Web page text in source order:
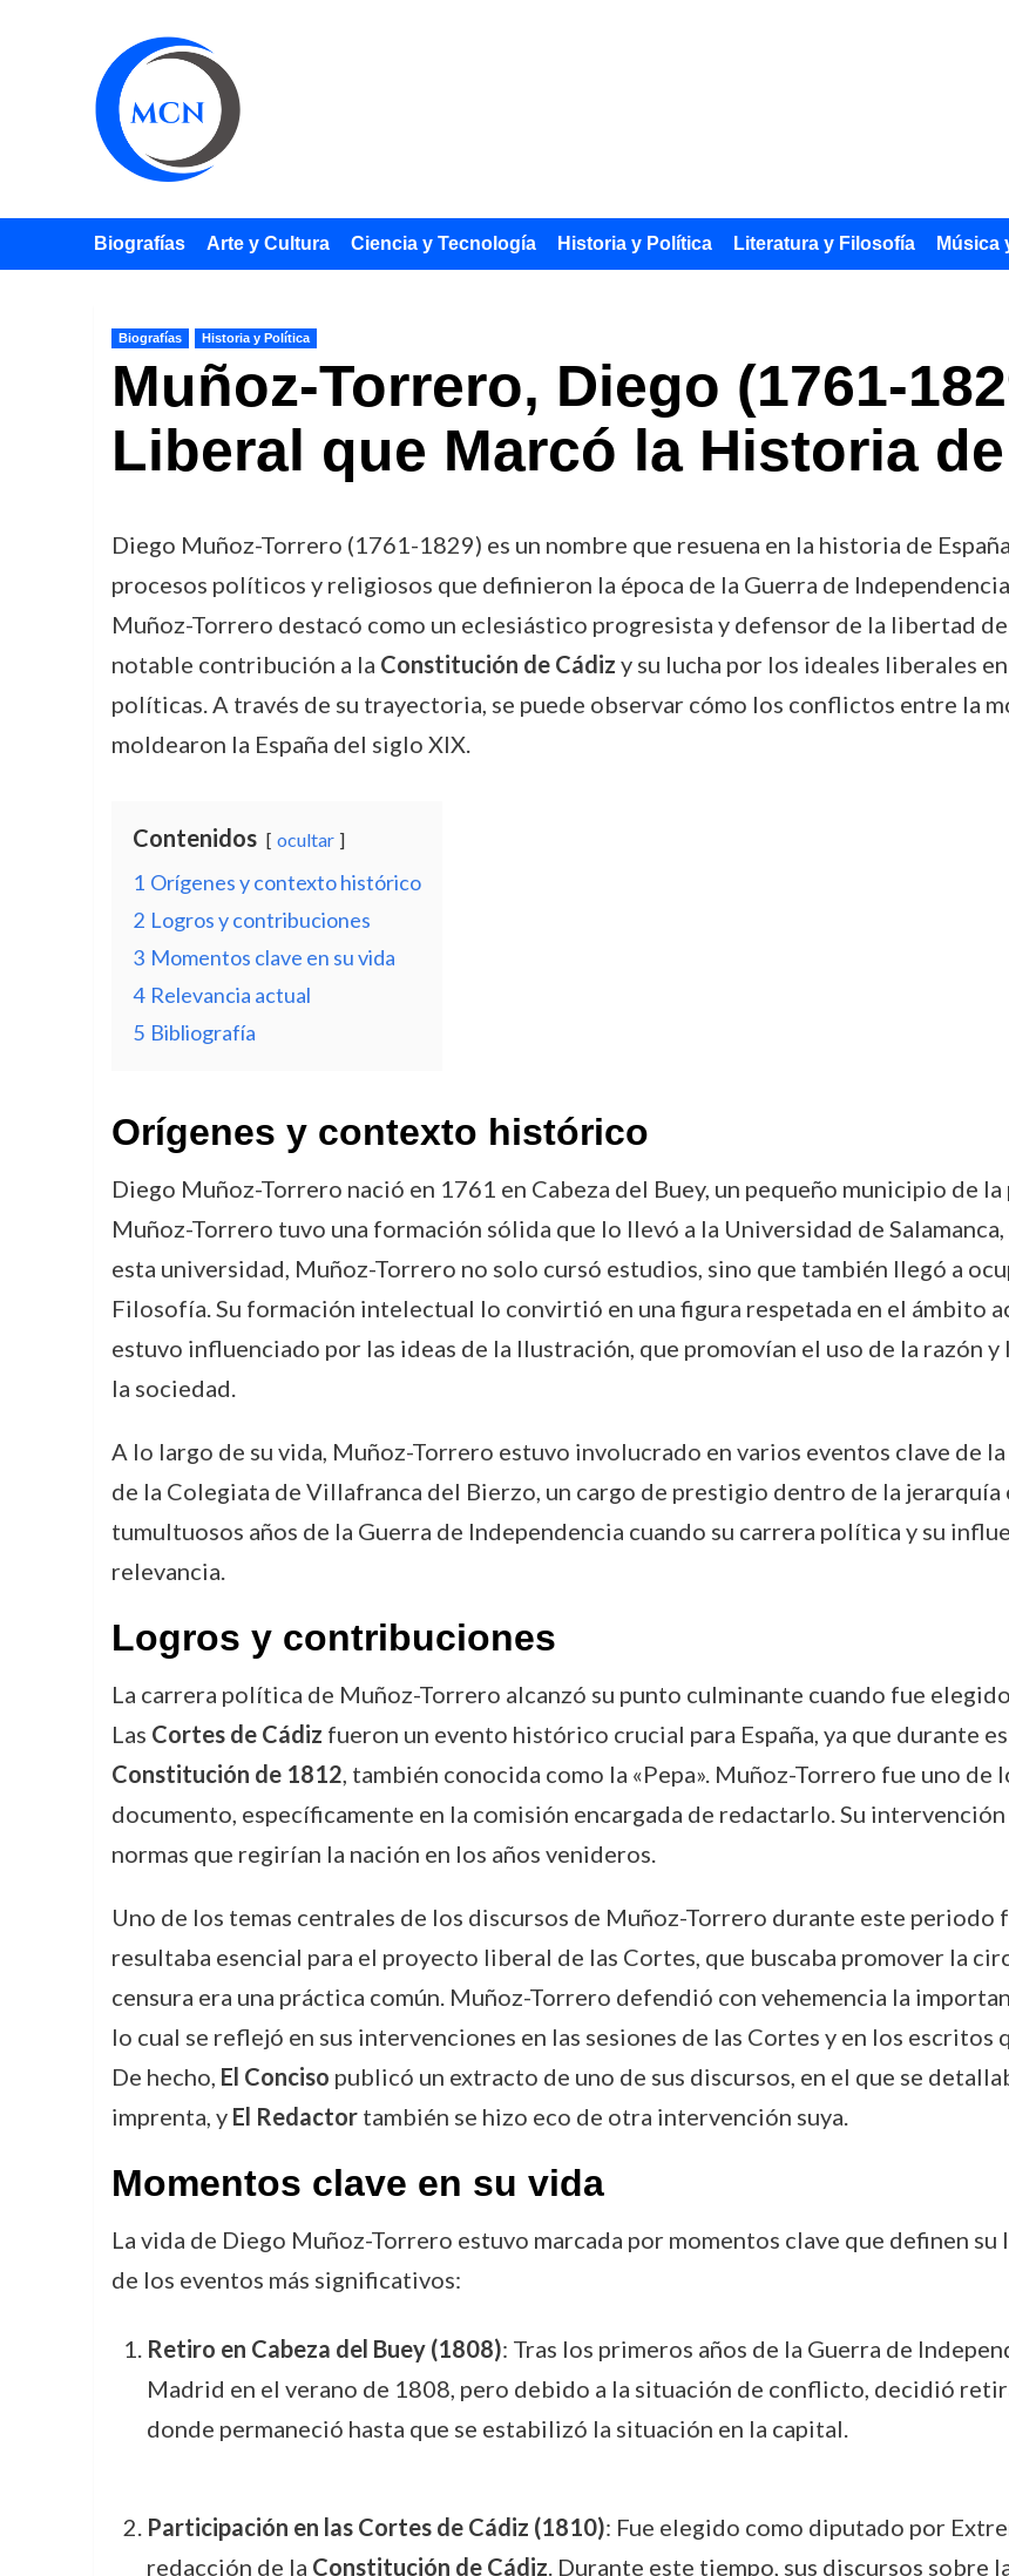
Biografías Arte y Cultura Ciencia y Tecnología Historia y Política Literatura y Filosofía Música
Biografías Historia y Política
Muñoz-Torrero, Diego (1761-
Liberal que Marcó la Historia
Diego Muñoz-Torrero (1761-1829) es un nombre que resuena en la historia de
procesos políticos y religiosos que definieron la época de la Guerra de
Muñoz-Torrero destacó como un eclesiástico progresista y defensor de la libertad de
notable contribución a la Constitución de Cádiz y su lucha por los ideales liberales
políticas. A través de su trayectoria, se puede observar cómo los conflictos entre la
moldearon la España del siglo XIX.
Contenidos ocultar
1 Orígenes y contexto histórico
2 Logros y contribuciones
3 Momentos clave en su vida
4 Relevancia actual
5 Bibliografía
Orígenes y contexto histórico
Diego Muñoz-Torrero nació en 1761 en Cabeza del Buey, un pequeño municipio de
Muñoz-Torrero tuvo una formación sólida que lo llevó a la Universidad de Salamanca,
esta universidad, Muñoz-Torrero no solo cursó estudios, sino que también llegó a
Filosofía. Su formación intelectual lo convirtió en una figura respetada en el ámbito
estuvo influenciado por las ideas de la Ilustración, que promovían el uso de la razón
la sociedad.
A lo largo de su vida, Muñoz-Torrero estuvo involucrado en varios eventos clave de
de la Colegiata de Villafranca del Bierzo, un cargo de prestigio dentro de la
tumultuosos años de la Guerra de Independencia cuando su carrera política y su
relevancia.
Logros y contribuciones
La carrera política de Muñoz-Torrero alcanzó su punto culminante cuando fue
Las Cortes de Cádiz fueron un evento histórico crucial para España, ya que durante
Constitución de 1812, también conocida como la «Pepa». Muñoz-Torrero fue uno
documento, específicamente en la comisión encargada de redactarlo. Su
normas que regirían la nación en los años venideros.
Uno de los temas centrales de los discursos de Muñoz-Torrero durante este periodo
resultaba esencial para el proyecto liberal de las Cortes, que buscaba promover la
censura era una práctica común. Muñoz-Torrero defendió con vehemencia la
lo cual se reflejó en sus intervenciones en las sesiones de las Cortes y en los
De hecho, El Conciso publicó un extracto de uno de sus discursos, en el que se
imprenta, y El Redactortambién se hizo eco de otra intervención suya.
Momentos clave en su vida
La vida de Diego Muñoz-Torrero estuvo marcada por momentos clave que definen
de los eventos más significativos:
Retiro en Cabeza del Buey (1808): Tras los primeros años de la Guerra de
Madrid en el verano de 1808, pero debido a la situación de conflicto, decidió
donde permaneció hasta que se estabilizó la situación en la capital.
Participación en las Cortes de Cádiz (1810): Fue elegido como diputado por
redacción de la Constitución de Cádiz. Durante este tiempo, sus discursos